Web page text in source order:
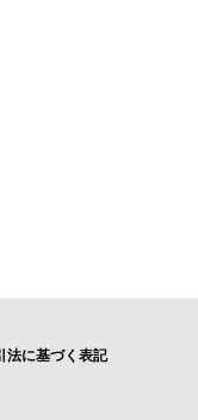
法に基づく表記